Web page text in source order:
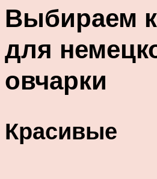
Выбираем
для
овчарки
Красивые